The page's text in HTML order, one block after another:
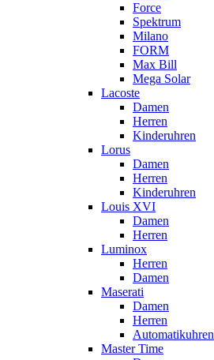
Force
Spektrum
Milano
FORM
Max Bill
Mega Solar
Lacoste
Damen
Herren
Kinderuhren
Lorus
Damen
Herren
Kinderuhren
Louis XVI
Damen
Herren
Luminox
Herren
Damen
Maserati
Damen
Herren
Automatikuhren
Master Time